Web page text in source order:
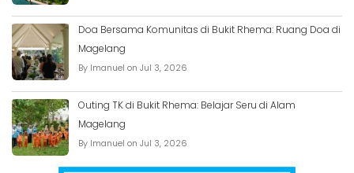
Doa Bersama Komunitas di Bukit Rhema: Ruang Doa di
Magelang
By Imanuel on Jul 3, 2026
Outing TK di Bukit Rhema: Belajar Seru di Alam
Magelang
By Imanuel on Jul 3, 2026